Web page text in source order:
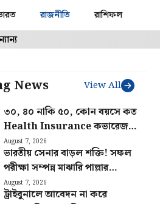
রাজনীতি রাশিফল
News View All
৩০, ৪০ নাকি ৫০, কোন বয়সে কত
Health Insurance কভারেজ
দরকার? জানালেন বিশেষজ্ঞরা
August 7, 2026
ভারতীয় সেনার বাড়ল শক্তি! সফল
পরীক্ষা সম্পন্ন মাঝারি পাল্লার
ব্যালিস্টিক মিসাইল অগ্নি ৪-এর
August 7, 2026
ট্রাইবুনালে আবেদন না করে